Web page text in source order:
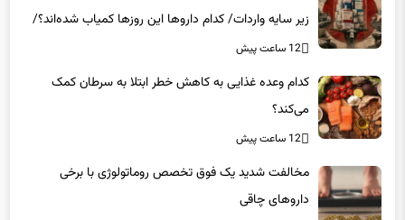
صنعت دارو روی لبه تیغ؛ در تولید دارو خودکفا هستیم اما
زیر سایه واردات/ کدام داروها این روزها کمیاب شده‌اند؟/
«کشور سه ماه ذخیره دارویی دارد»
12 ساعت پیش
کدام وعده غذایی به کاهش خطر ابتلا به سرطان کمک
می‌کند؟
12 ساعت پیش
مخالفت شدید یک فوق تخصص روماتولوژی با برخی